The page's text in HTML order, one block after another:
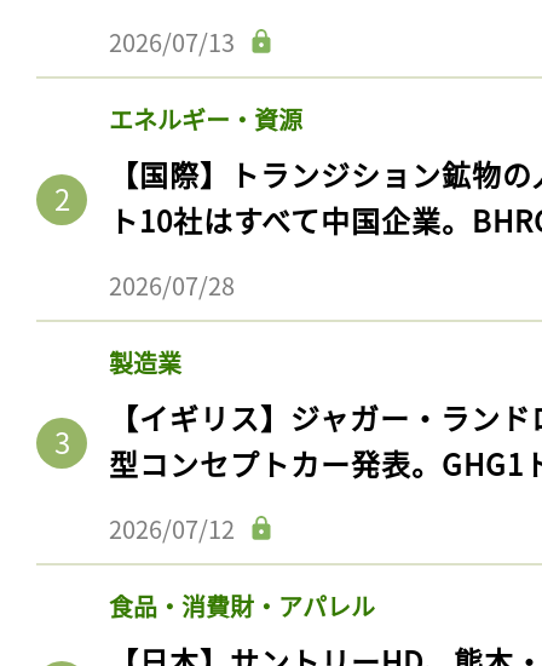
2026/07/13
エネルギー・資源
【国際】トランジション鉱物
ト10社はすべて中国企業。
2026/07/28
製造業
【イギリス】ジャガー・ラン
型コンセプトカー発表。GHG1
2026/07/12
食品・消費財・アパレル